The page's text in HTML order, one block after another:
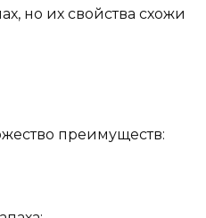
но их свойства схожи
преимуществ: